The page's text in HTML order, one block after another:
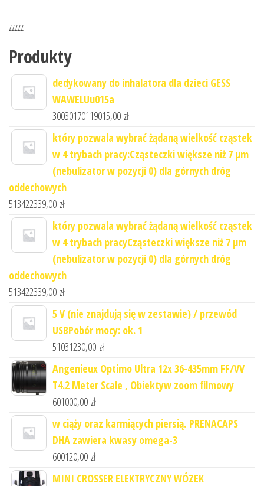
zzzzz
Produkty
dedykowany do inhalatora dla dzieci GESS
WAWELUu015a
30030170119015,00 zł
który pozwala wybrać żądaną wielkość cząstek
w 4 trybach pracy:Cząsteczki większe niż 7 μm
(nebulizator w pozycji 0) dla górnych dróg
oddechowych
513422339,00 zł
który pozwala wybrać żądaną wielkość cząstek
w 4 trybach pracyCząsteczki większe niż 7 μm
(nebulizator w pozycji 0) dla górnych dróg
oddechowych
513422339,00 zł
5 V (nie znajdują się w zestawie) / przewód
USBPobór mocy: ok. 1
51031230,00 zł
Angenieux Optimo Ultra 12x 36-435mm FF/VV
T4.2 Meter Scale , Obiektyw zoom filmowy
601000,00 zł
w ciąży oraz karmiących piersią. PRENACAPS
DHA zawiera kwasy omega-3
600120,00 zł
MINI CROSSER ELEKTRYCZNY WÓZEK